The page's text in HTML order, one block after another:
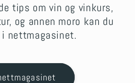
tips om vin og vinkurs,
og annen moro kan du
nettmagasinet.